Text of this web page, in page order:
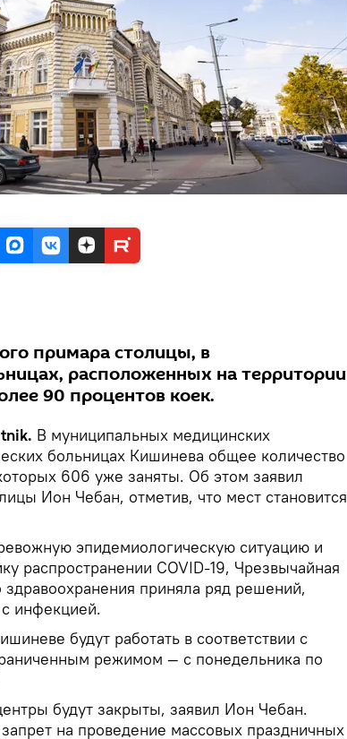
примара столицы, в
расположенных на территории
90 процентов коек.
В муниципальных медицинских
больницах Кишинева общее количество
606 уже заняты. Об этом заявил
Ион Чебан, отметив, что мест становится
эпидемиологическую ситуацию и
распространении COVID-19, Чрезвычайная
приняла ряд решений,
инфекцией.
будут работать в соответствии с
режимом — с понедельника по
будут закрыты, заявил Ион Чебан.
на проведение массовых праздничных